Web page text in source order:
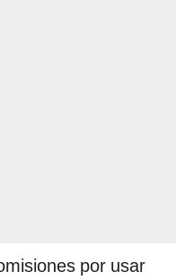
por usar